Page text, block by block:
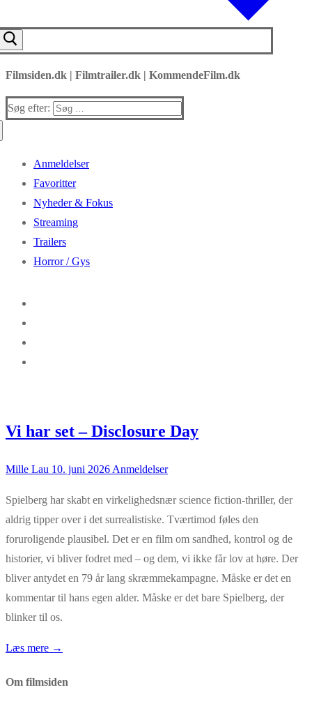
Filmsiden.dk | Filmtrailer.dk | KommendeFilm.dk
Søg efter:
Anmeldelser
Favoritter
Nyheder & Fokus
Streaming
Trailers
Horror / Gys
Vi har set – Disclosure Day
Mille Lau 10. juni 2026 Anmeldelser
Spielberg har skabt en virkelighedsnær science fiction‑thriller, der
aldrig tipper over i det surrealistiske. Tværtimod føles den
foruroligende plausibel. Det er en film om sandhed, kontrol og de
historier, vi bliver fodret med – og dem, vi ikke får lov at høre. Der
bliver antydet en 79 år lang skræmmekampagne. Måske er det en
kommentar til hans egen alder. Måske er det bare Spielberg, der
blinker til os.
Læs mere →
Om filmsiden